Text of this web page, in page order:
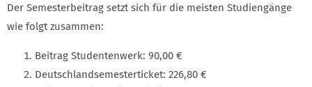
Der Semesterbeitrag setzt sich für die meisten Studiengänge
wie folgt zusammen:
Beitrag Studentenwerk: 90,00 €
Deutschlandsemesterticket: 226,80 €